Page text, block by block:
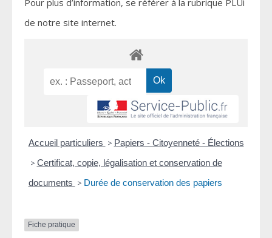
Pour plus d’information, se référer à la rubrique PLUi
de notre site internet.
Accueil particuliers > Papiers - Citoyenneté - Élections
> Certificat, copie, légalisation et conservation de
documents > Durée de conservation des papiers
Fiche pratique